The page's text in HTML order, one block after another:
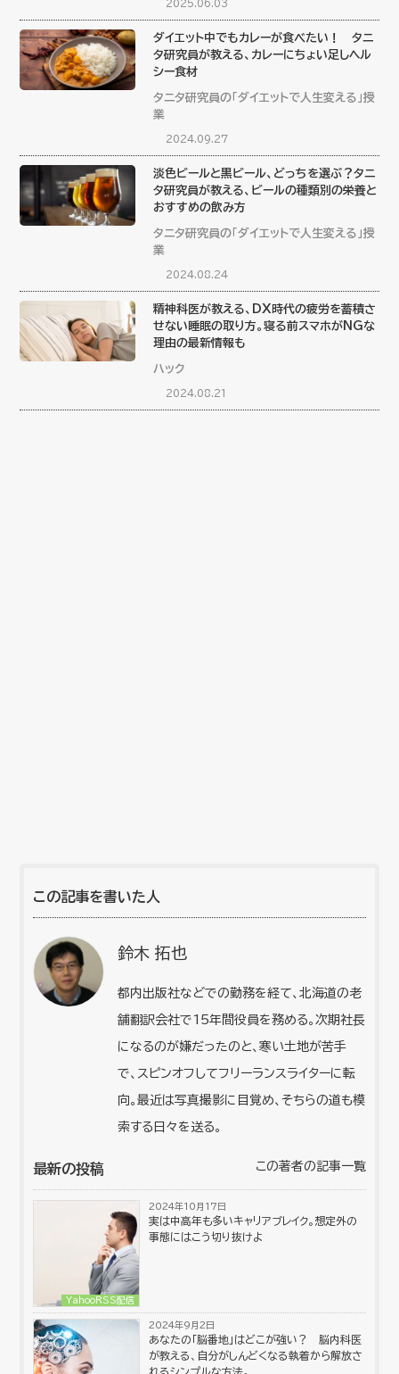
2025.06.03
ダイエット中でもカレーが食べたい！ タニ
タ研究員が教える、カレーにちょい足しヘル
シー食材
タニタ研究員の「ダイエットで人生変える」授
業
2024.09.27
淡色ビールと黒ビール、どっちを選ぶ？タニ
タ研究員が教える、ビールの種類別の栄養と
おすすめの飲み方
タニタ研究員の「ダイエットで人生変える」授
業
2024.08.24
精神科医が教える、DX時代の疲労を蓄積さ
せない睡眠の取り方。寝る前スマホがNGな
理由の最新情報も
ハック
2024.08.21
この記事を書いた人
鈴木 拓也
都内出版社などでの勤務を経て、北海道の老
舗翻訳会社で15年間役員を務める。次期社長
になるのが嫌だったのと、寒い土地が苦手
で、スピンオフしてフリーランスライターに転
向。最近は写真撮影に目覚め、そちらの道も模
索する日々を送る。
最新の投稿 この著者の記事一覧
YahooRSS配信
2024年10月17日
実は中高年も多いキャリアブレイク。想定外の
事態にはこう切り抜けよ
2024年9月2日
あなたの「脳番地」はどこが強い？ 脳内科医
が教える、自分がしんどくなる執着から解放さ
れるシンプルな方法。